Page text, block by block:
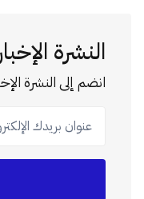
النشرة
انضم إلى النشرة
عنوان بريدك